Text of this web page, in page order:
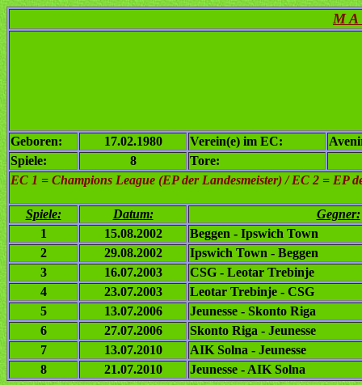
M A
Geboren: 17.02.1980 Verein(e) im EC:
Spiele:
8
Tore:
EC 1 = Champions League (EP der Landesmeister) / EC 2 = EP
Spiele: Datum:
Gegner:
1
15.08.2002
Beggen - Ipswich Town
2
29.08.2002
Ipswich Town - Beggen
3
16.07.2003
CSG - Leotar Trebinje
4
23.07.2003
Leotar Trebinje - CSG
5
13.07.2006
Jeunesse - Skonto Riga
6
27.07.2006
Skonto Riga - Jeunesse
7
13.07.2010
AIK Solna - Jeunesse
8
21.07.2010 Jeunesse - AIK Solna